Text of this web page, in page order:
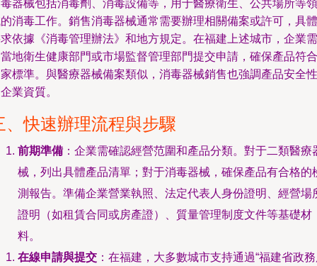
器械包括消毒劑、消毒設備等，用于醫療衛生、公共場所等領
消毒工作。銷售消毒器械通常需要辦理相關備案或許可，具體
依據《消毒管理辦法》和地方規定。在福建上述城市，企業需
地衛生健康部門或市場監督管理部門提交申請，確保產品符合
標準。與醫療器械備案類似，消毒器械銷售也強調產品安全性
業資質。
、快速辦理流程與步驟
前期準備 ：企業需確認經營范圍和產品分類。對于二類醫療
械，列出具體產品清單；對于消毒器械，確保產品有合格的
測報告。準備企業營業執照、法定代表人身份證明、經營場
證明（如租賃合同或房產證）、質量管理制度文件等基礎材
料。
在線申請與提交 ：在福建，大多數城市支持通過“福建省政